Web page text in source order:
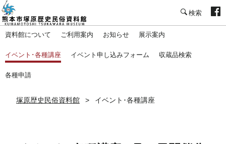
資料館について ご利用案内 お知らせ 展示案内
イベント･各種講座 イベント申し込みフォーム 収蔵品検索
各種申請
塚原歴史民俗資料館 イベント･各種講座